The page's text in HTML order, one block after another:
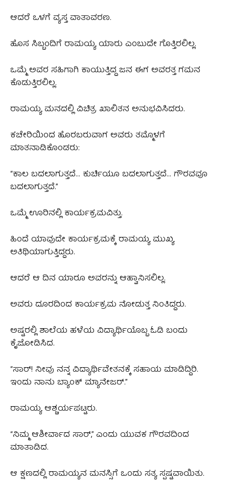
ಆದರೆ ಒಳಗೆ ವ್ಯಸ್ತ ವಾತಾವರಣ.
ಹೊಸ ಸಿಬ್ಬಂದಿಗೆ ರಾಮಯ್ಯ ಯಾರು ಎಂಬುದೇ ಗೊತ್ತಿರಲಿಲ್ಲ.
ಒಮ್ಮೆ ಅವರ ಸಹಿಗಾಗಿ ಕಾಯುತ್ತಿದ್ದ ಜನ ಈಗ ಅವರತ್ತ ಗಮನ
ಕೊಡುತ್ತಿರಲಿಲ್ಲ.
ರಾಮಯ್ಯ ಮನದಲ್ಲಿ ವಿಚಿತ್ರ ಖಾಲಿತನ ಅನುಭವಿಸಿದರು.
ಕಚೇರಿಯಿಂದ ಹೊರಬರುವಾಗ ಅವರು ತಮ್ಮೊಳಗೆ
ಮಾತನಾಡಿಕೊಂಡರು:
“ಕಾಲ ಬದಲಾಗುತ್ತದೆ… ಕುರ್ಚಿಯೂ ಬದಲಾಗುತ್ತದೆ… ಗೌರವವೂ
ಬದಲಾಗುತ್ತದೆ.”
ಒಮ್ಮೆ ಊರಿನಲ್ಲಿ ಕಾರ್ಯಕ್ರಮವಿತ್ತು.
ಹಿಂದೆ ಯಾವುದೇ ಕಾರ್ಯಕ್ರಮಕ್ಕೆ ರಾಮಯ್ಯ ಮುಖ್ಯ
ಅತಿಥಿಯಾಗುತ್ತಿದ್ದರು.
ಆದರೆ ಆ ದಿನ ಯಾರೂ ಅವರನ್ನು ಆಹ್ವಾನಿಸಲಿಲ್ಲ.
ಅವರು ದೂರದಿಂದ ಕಾರ್ಯಕ್ರಮ ನೋಡುತ್ತ ನಿಂತಿದ್ದರು.
ಅಷ್ಟರಲ್ಲಿ ಶಾಲೆಯ ಹಳೆಯ ವಿದ್ಯಾರ್ಥಿಯೊಬ್ಬ ಓಡಿ ಬಂದು
ಕೈಜೋಡಿಸಿದ.
“ಸಾರ್! ನೀವು ನನ್ನ ವಿದ್ಯಾರ್ಥಿವೇತನಕ್ಕೆ ಸಹಾಯ ಮಾಡಿದ್ದಿರಿ.
ಇಂದು ನಾನು ಬ್ಯಾಂಕ್ ಮ್ಯಾನೇಜರ್.”
ರಾಮಯ್ಯ ಆಶ್ಚರ್ಯಪಟ್ಟರು.
“ನಿಮ್ಮ ಆಶೀರ್ವಾದ ಸಾರ್,” ಎಂದು ಯುವಕ ಗೌರವದಿಂದ
ಮಾತಾಡಿದ.
ಆ ಕ್ಷಣದಲ್ಲಿ ರಾಮಯ್ಯನ ಮನಸ್ಸಿಗೆ ಒಂದು ಸತ್ಯ ಸ್ಪಷ್ಟವಾಯಿತು.